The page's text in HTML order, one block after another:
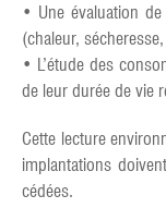
• Une évaluation
(chaleur,
• L’étude des
de leur durée de vie
Cette lecture
implantations
cédées.